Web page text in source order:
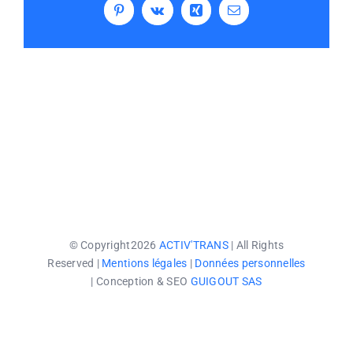
PinterestVk Xing Email
© Copyright2026 ACTIV'TRANS| All Rights
Reserved | Mentions légales | Données personnelles
| Conception & SEO GUIGOUT SAS